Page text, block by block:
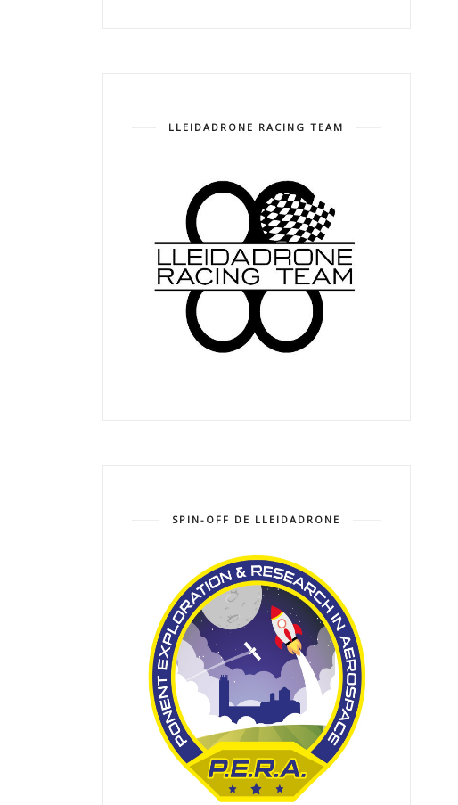
LLEIDADRONE RACING TEAM
SPIN-OFF DE LLEIDADRONE